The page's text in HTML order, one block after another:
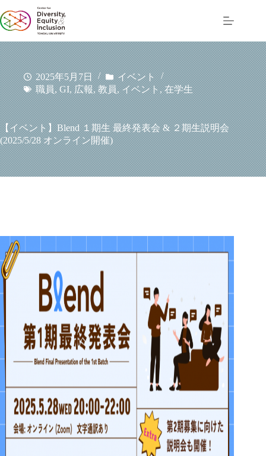
ン
テ
ン
ツ
へ
ス
キ
ッ
プ
2025年5月7日
イベント
職員,GI,広報,教員,イベント,在学生
【イベント】Blend １期生 最終発表会 & ２期生説明会
(2025/5/28 オンライン開催)